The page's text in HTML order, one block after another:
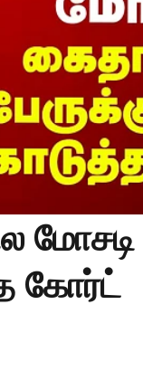
கோர்ட்